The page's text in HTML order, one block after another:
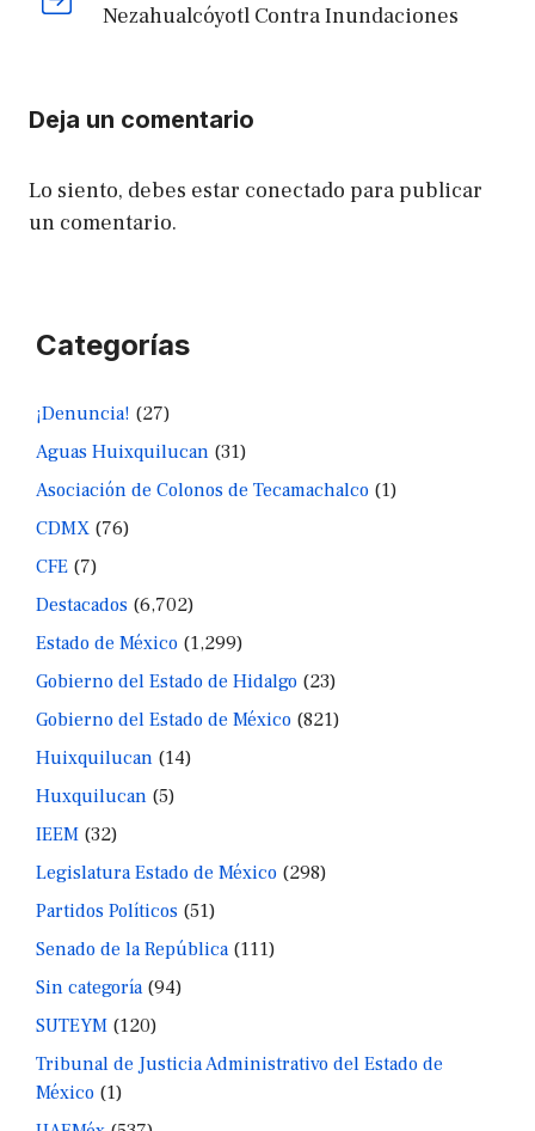
Nezahualcóyotl Contra Inundaciones
Deja un comentario
Lo siento, debes estar conectado para publicar
un comentario.
Categorías
¡Denuncia! (27)
Aguas Huixquilucan (31)
Asociación de Colonos de Tecamachalco (1)
CDMX (76)
CFE (7)
Destacados (6,702)
Estado de México (1,299)
Gobierno del Estado de Hidalgo (23)
Gobierno del Estado de México (821)
Huixquilucan (14)
Huxquilucan (5)
IEEM (32)
Legislatura Estado de México (298)
Partidos Políticos (51)
Senado de la República(111)
Sin categoría(94)
SUTEYM (120)
Tribunal de Justicia Administrativo del Estado de
México (1)